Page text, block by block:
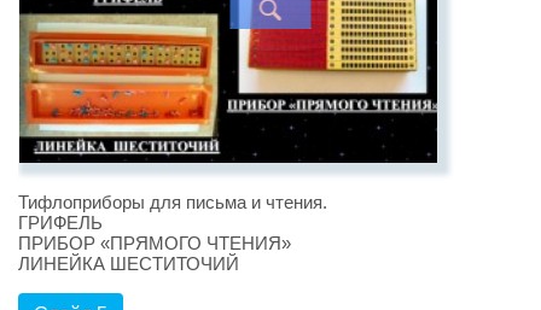
Тифлоприборы для письма и чтения.
ГРИФЕЛЬ
ПРИБОР «ПРЯМОГО ЧТЕНИЯ»
ЛИНЕЙКА ШЕСТИТОЧИЙ